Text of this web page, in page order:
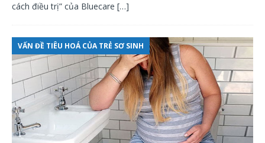
cách điều trị” của Bluecare […]
VẤN ĐỀ TIÊU HOÁ CỦA TRẺ SƠ SINH